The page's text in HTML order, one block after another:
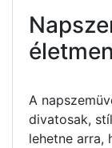
A
divatosak,
lehetne arra,